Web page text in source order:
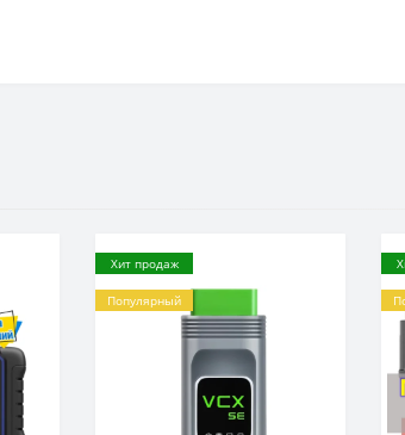
Хит продаж
Популярный